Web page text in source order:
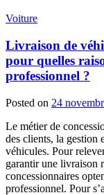
Voiture
Livraison de
pour quelles
professionnel ?
Posted on 24
Le métier de
des clients, la gestion
véhicules. Pour
garantir une livraison
concessionnaires
professionnel. Pour